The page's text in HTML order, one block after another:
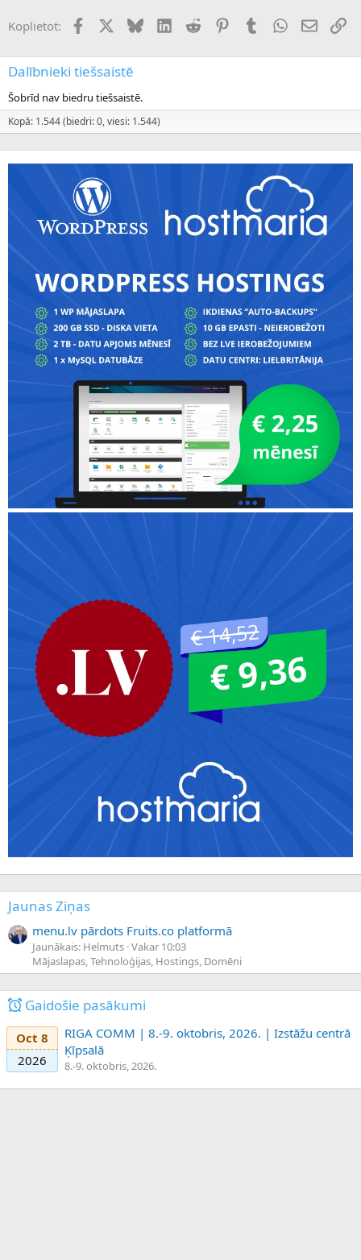
Koplietot: FacebookX (Twitter)
BlueskyLinkedInReddit PinterestTumblrWhatsApp
E-pasts
Dalībnieki tiešsaistē
Šobrīd nav biedru tiešsaistē.
Kopā: 1.544 (biedri: 0, viesi: 1.544)
Jaunas Ziņas
menu.lv pārdots Fruits.co platformā
Jaunākais: Helmuts Vakar 10:03
Mājaslapas, Tehnoloģijas, Hostings, Domēni
Gaidošie pasākumi
Oct 8
2026
RIGA COMM | 8.-9. oktobris, 2026. | Izstāžu centrā
Ķīpsalā
8.-9. oktobris, 2026.